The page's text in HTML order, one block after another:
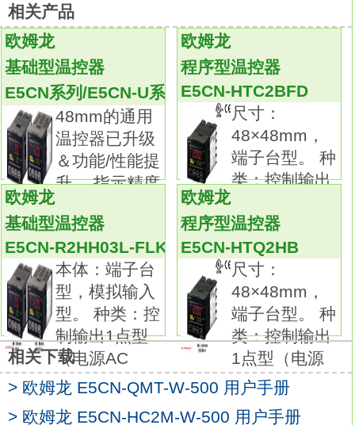
加热器用断线、SSR故障、加热器过电流检测
功能：--。
事件输入点数：2点。
传送输出：--E5CN-Q2TU
通信：--。
48×24mm的通用温控器已升级＆功能/性能提
升。
指示精度提升、增加了预防维护功能，性能进
一步提升
提供端子台型和无螺钉夹具端子台型。
增加PV/SV状态显示功能，方便查看温控器的
状态
（自动/手动、RUN/STOP、报警发生），可交
互显示PV/SV。
增加控制输出ON/OFF次数计数功能，
可预防维护温控器内部继电器欧姆龙E5CN-
Q2TU使用说明书。
3种颜色显示切换当前值（PV）。
适用支持软件（CX-Thermo-Ver.4.2以上）。
相关产品
欧姆龙
基础型温控器
E5CN系列/E5CN-U系列
48mm的通用
温控器已升级
＆功能/性能提
升。 指示精度
欧姆龙
程序型温控器
E5CN-HTC2BFD
尺寸：
48×48mm，
端子台型。 种
类：控制输出
欧姆龙
基础型温控器
E5CN-R2HH03L-FLK
本体：端子台
型，模拟输入
型。 种类：控
制输出1点型
（电源AC
欧姆龙
程序型温控器
E5CN-HTQ2HB
尺寸：
48×48mm，
端子台型。 种
类：控制输出
1点型（电源
相关下载
> 欧姆龙 E5CN-QMT-W-500 用户手册
> 欧姆龙 E5CN-HC2M-W-500 用户手册